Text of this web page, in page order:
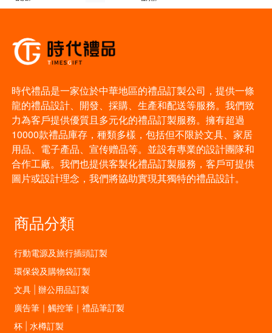
時代禮品是一家位於中華地區的禮品訂製公司，提供一條
龍的禮品設計、開發、採購、生產和配送等服務。我們致
力為客戶提供優質且多元化的禮品訂製服務。擁有超過
10000款禮品庫存，種類多樣，包括但不限於文具、家居
用品、電子產品、宣传赠品等。並設有專業的設計團隊和
合作工廠。我們也提供客製化禮品訂製服務，客戶可提供
圖片或設計理念，我們將協助實現其獨特的禮品設計。
商品分類
行動電源及旅行插頭訂製
環保袋及購物袋訂製
文具 | 辦公用品訂製
廣告筆｜觸控筆｜禮品筆訂製
杯 | 水樽訂製